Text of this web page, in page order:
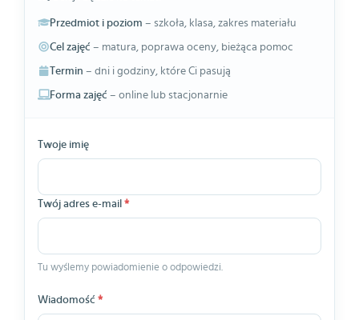
Przedmiot i poziom – szkoła, klasa, zakres materiału
Cel zajęć – matura, poprawa oceny, bieżąca pomoc
Termin – dni i godziny, które Ci pasują
Forma zajęć – online lub stacjonarnie
Twoje imię
Twój adres e-mail *
Tu wyślemy powiadomienie o odpowiedzi.
Wiadomość *